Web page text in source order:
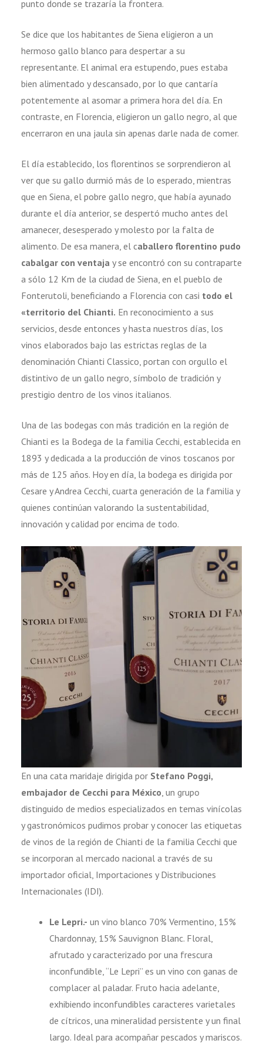
punto donde se trazaría la frontera.
Se dice que los habitantes de Siena eligieron a un
hermoso gallo blanco para despertar a su
representante. El animal era estupendo, pues estaba
bien alimentado y descansado, por lo que cantaría
potentemente al asomar a primera hora del día. En
contraste, en Florencia, eligieron un gallo negro, al que
encerraron en una jaula sin apenas darle nada de comer.
El día establecido, los florentinos se sorprendieron al
ver que su gallo durmió más de lo esperado, mientras
que en Siena, el pobre gallo negro, que había ayunado
durante el día anterior, se despertó mucho antes del
amanecer, desesperado y molesto por la falta de
alimento. De esa manera, el caballero florentino pudo
cabalgar con ventaja y se encontró con su contraparte
a sólo 12 Km de la ciudad de Siena, en el pueblo de
Fonterutoli, beneficiando a Florencia con casi todo el
«territorio del Chianti. En reconocimiento a sus
servicios, desde entonces y hasta nuestros días, los
vinos elaborados bajo las estrictas reglas de la
denominación Chianti Classico, portan con orgullo el
distintivo de un gallo negro, símbolo de tradición y
prestigio dentro de los vinos italianos.
Una de las bodegas con más tradición en la región de
Chianti es la Bodega de la familia Cecchi, establecida en
1893 y dedicada a la producción de vinos toscanos por
más de 125 años. Hoy en día, la bodega es dirigida por
Cesare y Andrea Cecchi, cuarta generación de la familia y
quienes continúan valorando la sustentabilidad,
innovación y calidad por encima de todo.
En una cata maridaje dirigida por Stefano Poggi,
embajador de Cecchi para México, un grupo
distinguido de medios especializados en temas vinícolas
y gastronómicos pudimos probar y conocer las etiquetas
de vinos de la región de Chianti de la familia Cecchi que
se incorporan al mercado nacional a través de su
importador oficial, Importaciones y Distribuciones
Internacionales (IDI).
Le Lepri.- un vino blanco 70% Vermentino, 15%
Chardonnay, 15% Sauvignon Blanc. Floral,
afrutado y caracterizado por una frescura
inconfundible, “Le Lepri” es un vino con ganas de
complacer al paladar. Fruto hacia adelante,
exhibiendo inconfundibles caracteres varietales
de cítricos, una mineralidad persistente y un final
largo. Ideal para acompañar pescados y mariscos.